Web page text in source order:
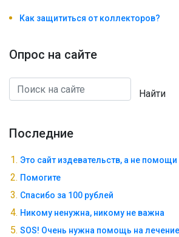
Как защититься от коллекторов?
Опрос на сайте
Найти
Последние
Это сайт издевательств, а не
Помогите
Спасибо за 100 рублей
Никому ненужна, никому не важна
SOS! Очень нужна помощь на